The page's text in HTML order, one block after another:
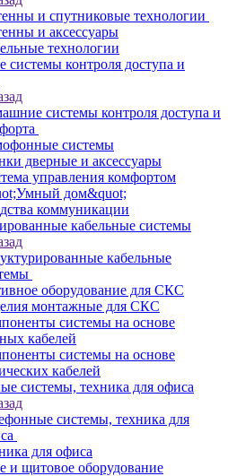
и спутниковые технологии
и аксессуары
технологии
системы контроля доступа и
системы контроля доступа и
системы
дверные и аксессуары
управления комфортом
дом&quot;
коммуникации
кабельные системы
кабельные
оборудование для СКС
монтажные для СКС
системы на основе
кабелей
системы на основе
кабелей
системы, техника для офиса
системы, техника для
для офиса
и щитовое оборудование